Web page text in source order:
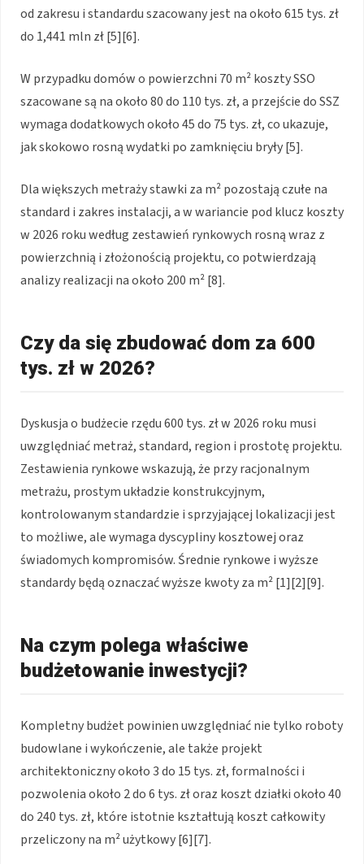
od zakresu i standardu szacowany jest na około 615 tys. zł
do 1,441 mln zł [5][6].
W przypadku domów o powierzchni 70 m² koszty SSO
szacowane są na około 80 do 110 tys. zł, a przejście do SSZ
wymaga dodatkowych około 45 do 75 tys. zł, co ukazuje,
jak skokowo rosną wydatki po zamknięciu bryły [5].
Dla większych metraży stawki za m² pozostają czułe na
standard i zakres instalacji, a w wariancie pod klucz koszty
w 2026 roku według zestawień rynkowych rosną wraz z
powierzchnią i złożonością projektu, co potwierdzają
analizy realizacji na około 200 m² [8].
Czy da się zbudować dom za 600
tys. zł w 2026?
Dyskusja o budżecie rzędu 600 tys. zł w 2026 roku musi
uwzględniać metraż, standard, region i prostotę projektu.
Zestawienia rynkowe wskazują, że przy racjonalnym
metrażu, prostym układzie konstrukcyjnym,
kontrolowanym standardzie i sprzyjającej lokalizacji jest
to możliwe, ale wymaga dyscypliny kosztowej oraz
świadomych kompromisów. Średnie rynkowe i wyższe
standardy będą oznaczać wyższe kwoty za m² [1][2][9].
Na czym polega właściwe
budżetowanie inwestycji?
Kompletny budżet powinien uwzględniać nie tylko roboty
budowlane i wykończenie, ale także projekt
architektoniczny około 3 do 15 tys. zł, formalności i
pozwolenia około 2 do 6 tys. zł oraz koszt działki około 40
do 240 tys. zł, które istotnie kształtują koszt całkowity
przeliczony na m² użytkowy [6][7].